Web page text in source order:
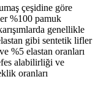
çeşidine göre
%100 pamuk
genellikle
gibi sentetik lifler
%5 elastan oranları
alabilirliği ve
oranları